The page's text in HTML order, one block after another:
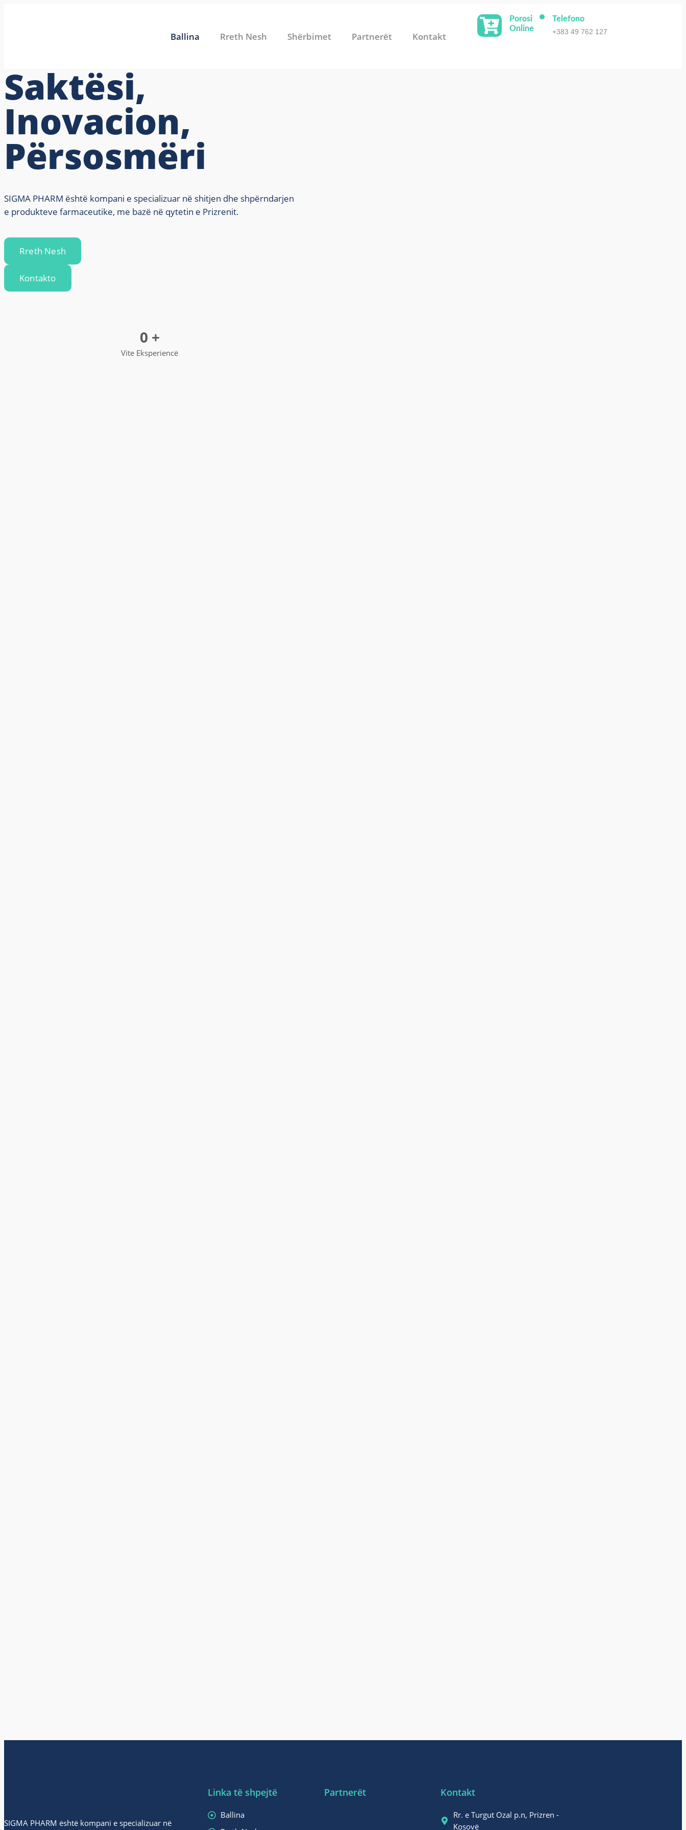
Ballina Rreth Nesh Shërbimet Partnerët Kontakt
Porosi
Online
Telefono
+383 49 762 127
Saktësi,
Inovacion,
Përsosmëri
SIGMA PHARM është kompani e specializuar në shitjen dhe shpërndarjen
e produkteve farmaceutike, me bazë në qytetin e Prizrenit.
Rreth Nesh
Kontakto
0 +
Vite Eksperiencë
SIGMA PHARM është kompani e specializuar në
Linka të shpejtë
Ballina
Partnerët Kontakt
Rr. e Turgut Ozal p.n, Prizren -
Kosovë